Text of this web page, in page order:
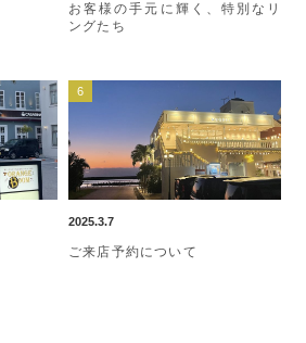
お客様の手元に輝く、特別なリ
ングたち
2025.3.7
ご来店予約について